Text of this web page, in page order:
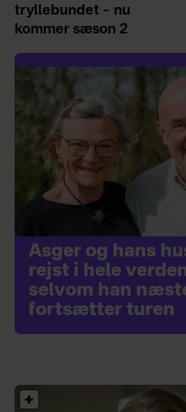
tryllebundet – nu
kommer sæson 2
Asger og hans
rejst i hele
selvom han
fortsætter turen